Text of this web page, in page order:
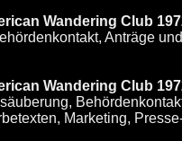
Wandering Club
Anträge
Wandering Club
Marketing,